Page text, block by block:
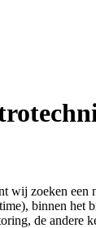
wij zoeken
binnen
de andere